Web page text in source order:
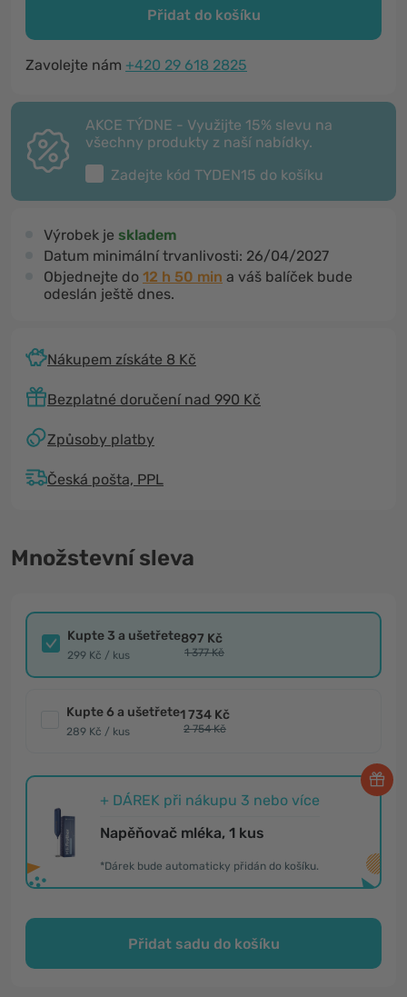
Přidat do košíku
Zavolejte nám +420 29 618 2825
AKCE TÝDNE - Využijte 15% slevu na
všechny produkty z naší nabídky.
Zadejte kód TYDEN15 do košíku
Výrobek je skladem
Datum minimální trvanlivosti: 26/04/2027
Objednejte do 12 h 50 min a váš balíček bude
odeslán ještě dnes.
Nákupem získáte 8 Kč
Bezplatné doručení nad 990 Kč
Způsoby platby
Česká pošta, PPL
Množstevní sleva
Kupte 3 a ušetřete
299 Kč / kus
897 Kč
1 377 Kč
Kupte 6 a ušetřete
289 Kč / kus
1 734 Kč
2 754 Kč
+ DÁREK při nákupu 3 nebo více
Napěňovač mléka, 1 kus
*Dárek bude automaticky přidán do košíku.
Přidat sadu do košíku